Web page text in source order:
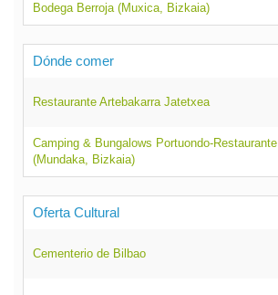
Bodega Berroja (Muxica, Bizkaia)
Dónde comer
Restaurante Artebakarra Jatetxea
Camping & Bungalows Portuondo-Restaurante
(Mundaka, Bizkaia)
Oferta Cultural
Cementerio de Bilbao